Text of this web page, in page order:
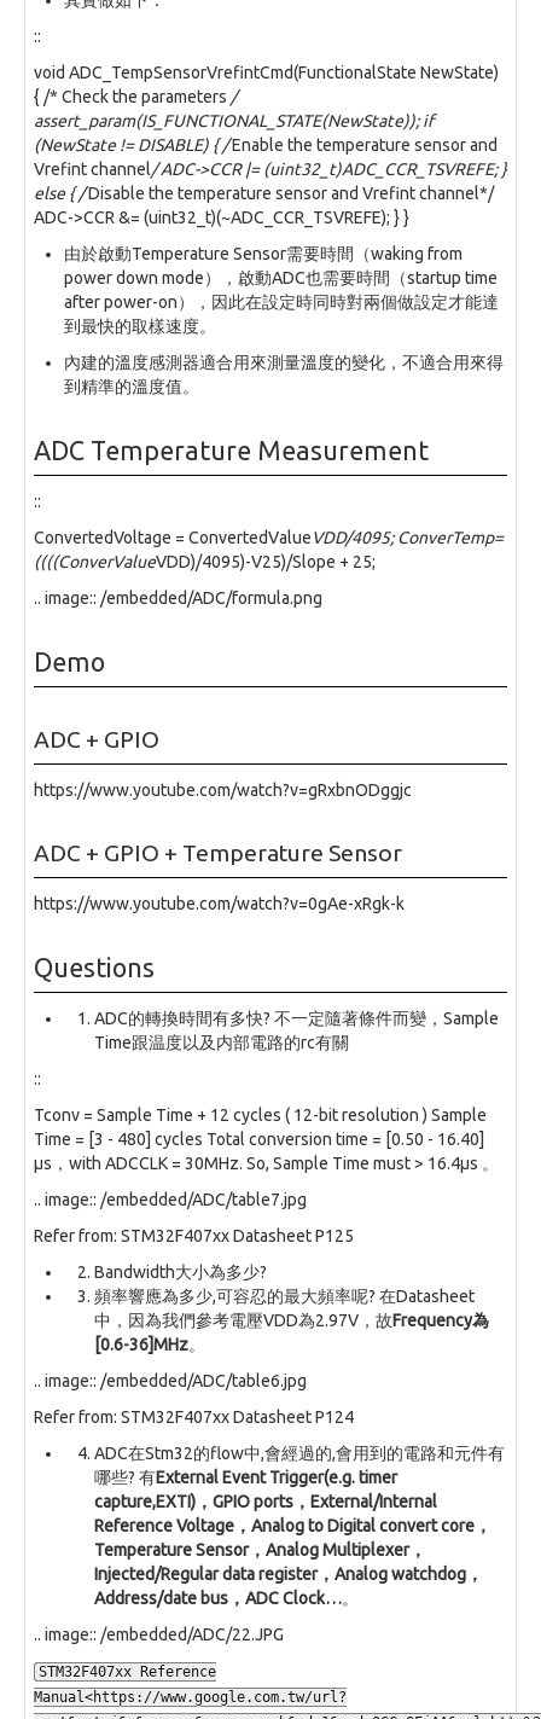
::
void ADC_TempSensorVrefintCmd(FunctionalState NewState)
{ /* Check the parameters /
assert_param(IS_FUNCTIONAL_STATE(NewState)); if
(NewState != DISABLE) { /Enable the temperature sensor and
Vrefint channel/ ADC->CCR |= (uint32_t)ADC_CCR_TSVREFE; }
else { /Disable the temperature sensor and Vrefint channel*/
ADC->CCR &= (uint32_t)(~ADC_CCR_TSVREFE); } }
由於啟動Temperature Sensor需要時間（waking from
power down mode），啟動ADC也需要時間（startup time
after power-on），因此在設定時同時對兩個做設定才能達
到最快的取樣速度。
內建的溫度感測器適合用來測量溫度的變化，不適合用來得
到精準的溫度值。
ADC Temperature Measurement
::
ConvertedVoltage = ConvertedValueVDD/4095; ConverTemp=
((((ConverValueVDD)/4095)-V25)/Slope + 25;
.. image:: /embedded/ADC/formula.png
Demo
ADC + GPIO
https://www.youtube.com/watch?v=gRxbnODggjc
ADC + GPIO + Temperature Sensor
https://www.youtube.com/watch?v=0gAe-xRgk-k
Questions
ADC的轉換時間有多快? 不一定隨著條件而變，Sample
Time跟温度以及内部電路的rc有關
::
Tconv = Sample Time + 12 cycles ( 12-bit resolution ) Sample
Time = [3 - 480] cycles Total conversion time = [0.50 - 16.40]
µs，with ADCCLK = 30MHz. So, Sample Time must > 16.4µs 。
.. image:: /embedded/ADC/table7.jpg
Refer from: STM32F407xx Datasheet P125
Bandwidth大小為多少?
頻率響應為多少,可容忍的最大頻率呢? 在Datasheet
中，因為我們參考電壓VDD為2.97V，故Frequency為
[0.6-36]MHz。
.. image:: /embedded/ADC/table6.jpg
Refer from: STM32F407xx Datasheet P124
ADC在Stm32的flow中,會經過的,會用到的電路和元件有
哪些? 有External Event Trigger(e.g. timer
capture,EXTI)，GPIO ports，External/Internal
Reference Voltage，Analog to Digital convert core，
Temperature Sensor，Analog Multiplexer，
Injected/Regular data register，Analog watchdog，
Address/date bus，ADC Clock…。
.. image:: /embedded/ADC/22.JPG
STM32F407xx Reference
Manual<https://www.google.com.tw/url?